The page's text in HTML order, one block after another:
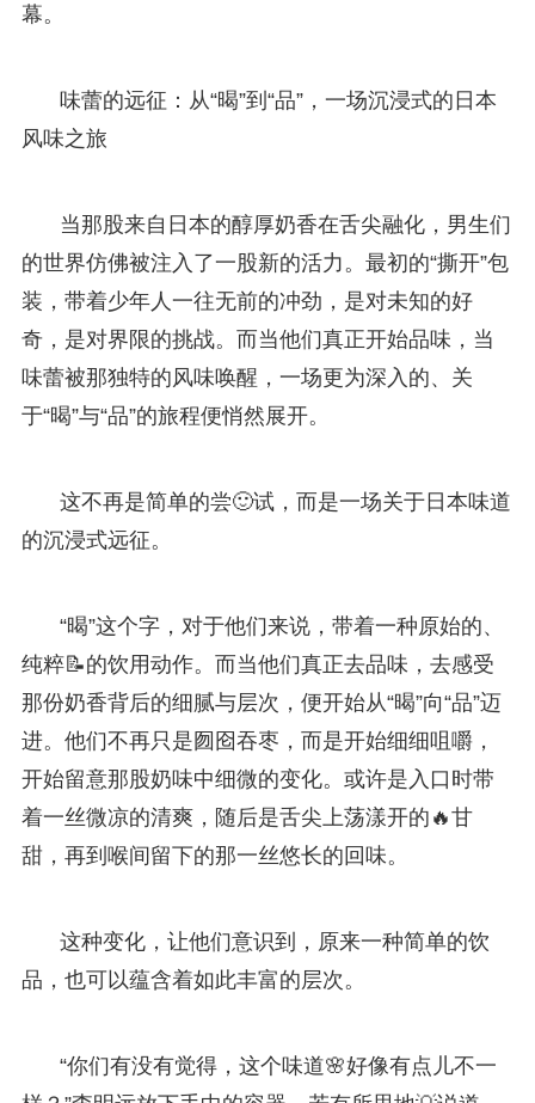
幕。
味蕾的远征：从“暍”到“品”，一场沉浸式的日本
风味之旅
当那股来自日本的醇厚奶香在舌尖融化，男生们
的世界仿佛被注入了一股新的活力。最初的“撕开”包
装，带着少年人一往无前的冲劲，是对未知的好
奇，是对界限的挑战。而当他们真正开始品味，当
味蕾被那独特的风味唤醒，一场更为深入的、关
于“暍”与“品”的旅程便悄然展开。
这不再是简单的尝🙂试，而是一场关于日本味道
的沉浸式远征。
“暍”这个字，对于他们来说，带着一种原始的、
纯粹📝的饮用动作。而当他们真正去品味，去感受
那份奶香背后的细腻与层次，便开始从“暍”向“品”迈
进。他们不再只是囫囵吞枣，而是开始细细咀嚼，
开始留意那股奶味中细微的变化。或许是入口时带
着一丝微凉的清爽，随后是舌尖上荡漾开的🔥甘
甜，再到喉间留下的那一丝悠长的回味。
这种变化，让他们意识到，原来一种简单的饮
品，也可以蕴含着如此丰富的层次。
“你们有没有觉得，这个味道🌸好像有点儿不一